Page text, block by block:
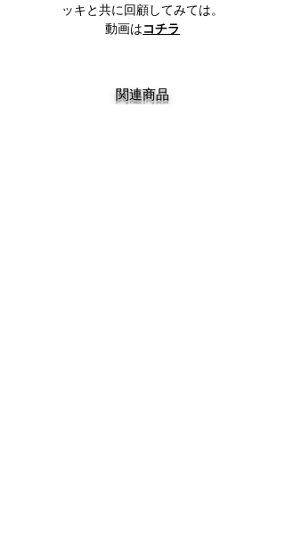
ッキと共に回顧してみては。
動画はコチラ
関連商品